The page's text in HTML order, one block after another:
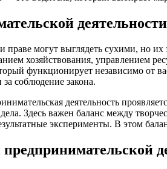
деятельности
могут выглядеть сухими, но их
хозяйствования, управлением
функционирует независимо от
за соблюдение закона.
деятельность
Здесь важен баланс между
эксперименты. В этом